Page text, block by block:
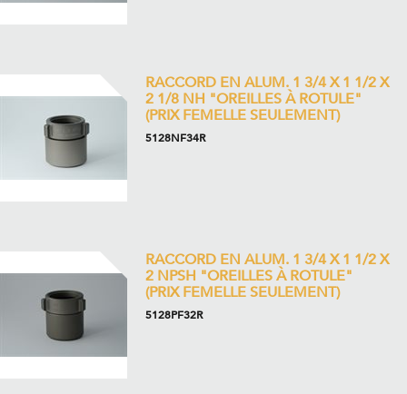
RACCORD EN ALUM. 1 3/4 X 1 1/2 X
2 1/8 NH "OREILLES À ROTULE"
(PRIX FEMELLE SEULEMENT)
5128NF34R
RACCORD EN ALUM. 1 3/4 X 1 1/2 X
2 NPSH "OREILLES À ROTULE"
(PRIX FEMELLE SEULEMENT)
5128PF32R